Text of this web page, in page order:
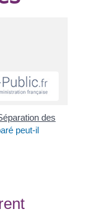
des
peut-il